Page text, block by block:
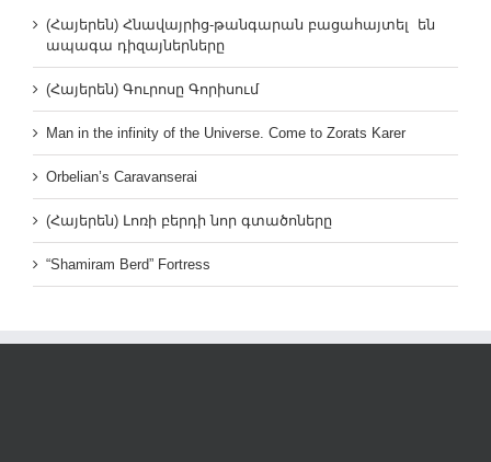
(Հայերեն) Հնավայրից-թանգարան բացահայտել են
ապագա դիզայներները
(Հայերեն) Գուրոսը Գորիսում
Man in the infinity of the Universe. Come to Zorats Karer
Orbelian’s Caravanserai
(Հայերեն) Լոռի բերդի նոր գտածոները
“Shamiram Berd” Fortress